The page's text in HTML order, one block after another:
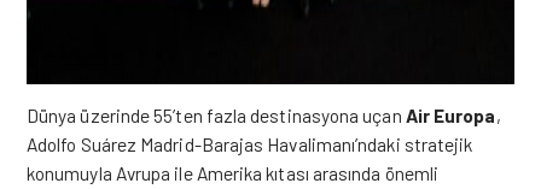
Dünya üzerinde 55’ten fazla destinasyona uçan Air Europa,
Adolfo Suárez Madrid-Barajas Havalimanı’ndaki stratejik
konumuyla Avrupa ile Amerika kıtası arasında önemli